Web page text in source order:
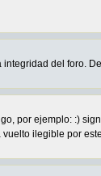
del foro.
por ejemplo: :)
ilegible por